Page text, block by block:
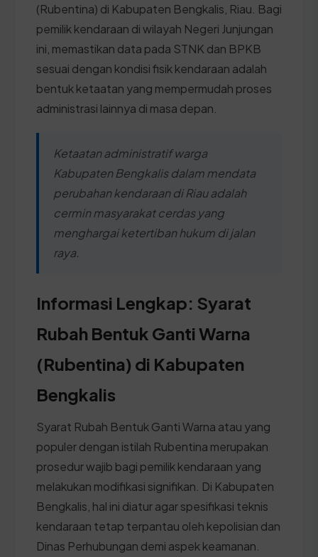
(Rubentina) di Kabupaten Bengkalis, Riau. Bagi
pemilik kendaraan di wilayah Negeri Junjungan
ini, memastikan data pada STNK dan BPKB
sesuai dengan kondisi fisik kendaraan adalah
bentuk ketaatan yang mempermudah proses
administrasi lainnya di masa depan.
Ketaatan administratif warga
Kabupaten Bengkalis dalam mendata
perubahan kendaraan di Riau adalah
cermin masyarakat cerdas yang
menghargai ketertiban hukum di jalan
raya.
Informasi Lengkap: Syarat
Rubah Bentuk Ganti Warna
(Rubentina) di Kabupaten
Bengkalis
Syarat Rubah Bentuk Ganti Warna atau yang
populer dengan istilah Rubentina merupakan
prosedur wajib bagi pemilik kendaraan yang
melakukan modifikasi signifikan. Di Kabupaten
Bengkalis, hal ini diatur agar spesifikasi teknis
kendaraan tetap terpantau oleh kepolisian dan
Dinas Perhubungan demi aspek keamanan.